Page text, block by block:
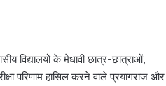
विद्यालयों के मेधावी छात्र-छात्राओं,
परिणाम हासिल करने वाले प्रयागराज और